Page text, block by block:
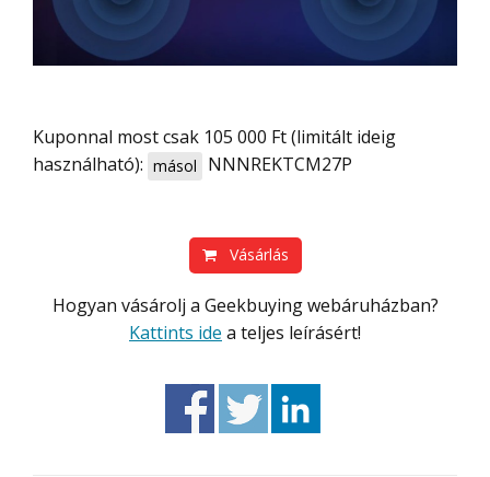
Kuponnal most csak 105 000 Ft (limitált ideig
használható): másol NNNREKTCM27P
Vásárlás
Hogyan vásárolj a Geekbuying webáruházban?
Kattints ide a teljes leírásért!